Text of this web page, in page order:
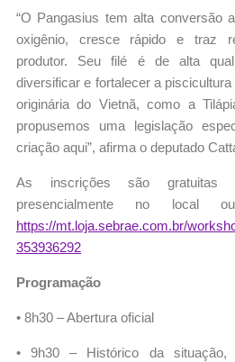
“O Pangasius tem alta conversão
oxigênio, cresce rápido e traz
produtor. Seu filé é de alta
diversificar e fortalecer a
originária do Vietnã, como a
propusemos uma legislação
criação aqui”, afirma o deputado
As inscrições são
presencialmente no local
https://mt.loja.sebrae.com.br/
353936292
Programação
• 8h30 – Abertura oficial
• 9h30 – Histórico da situação,